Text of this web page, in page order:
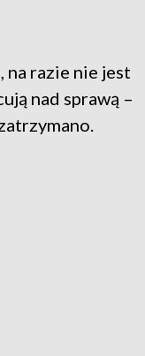
na razie nie jest
nad sprawą –